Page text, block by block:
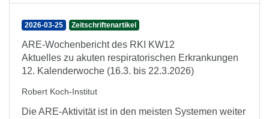
2026-03-25 Zeitschriftenartikel
ARE-Wochenbericht des RKI KW12
Aktuelles zu akuten respiratorischen Erkrankungen
12. Kalenderwoche (16.3. bis 22.3.2026)
Robert Koch-Institut
Die ARE-Aktivität ist in den meisten Systemen weiter